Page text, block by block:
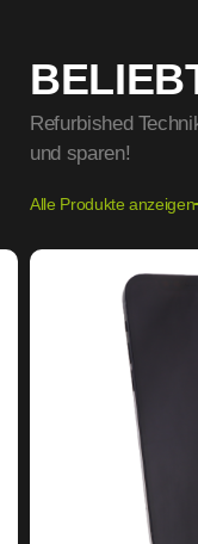
Refurbished
und sparen!
Alle Produkte anzeigen